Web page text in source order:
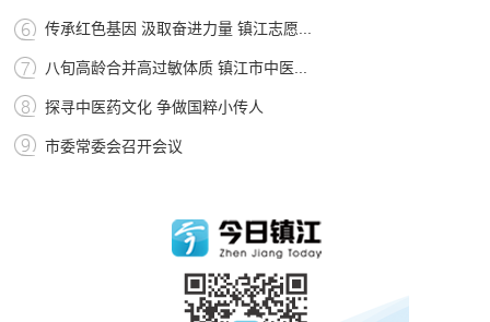
传承红色基因 汲取奋进力量 镇江志愿...
八旬高龄合并高过敏体质 镇江市中医...
探寻中医药文化 争做国粹小传人
市委常委会召开会议